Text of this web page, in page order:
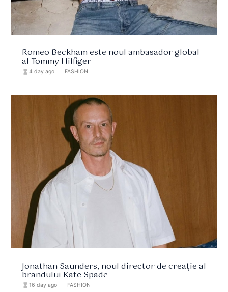
Romeo Beckham este noul ambasador global
al Tommy Hilfiger
hourglass_full 4 day ago FASHION
Jonathan Saunders, noul director de creație al
brandului Kate Spade
hourglass_full 16 day ago FASHION